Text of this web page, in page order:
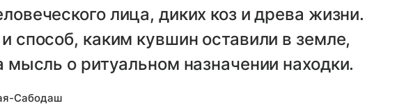
лица, диких коз и древа жизни.
способ, каким кувшин оставили в земле,
мысль о ритуальном назначении находки.
Сабодаш